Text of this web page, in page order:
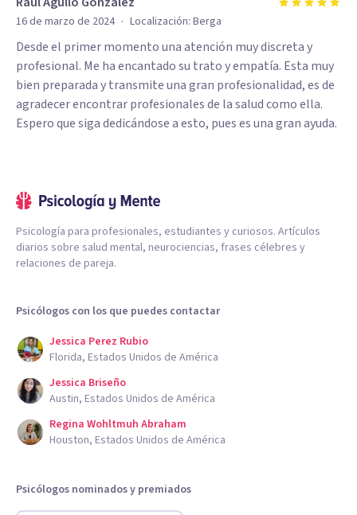
16 de marzo de 2024 · Localización: Berga
Desde el primer momento una atención muy discreta y
profesional. Me ha encantado su trato y empatía. Esta muy
bien preparada y transmite una gran profesionalidad, es de
agradecer encontrar profesionales de la salud como ella.
Espero que siga dedicándose a esto, pues es una gran ayuda.
Psicología para profesionales, estudiantes y curiosos. Artículos
diarios sobre salud mental, neurociencias, frases célebres y
relaciones de pareja.
Psicólogos con los que puedes contactar
Jessica Perez Rubio
Florida, Estados Unidos de América
Jessica Briseño
Austin, Estados Unidos de América
Regina Wohltmuh Abraham
Houston, Estados Unidos de América
Psicólogos nominados y premiados